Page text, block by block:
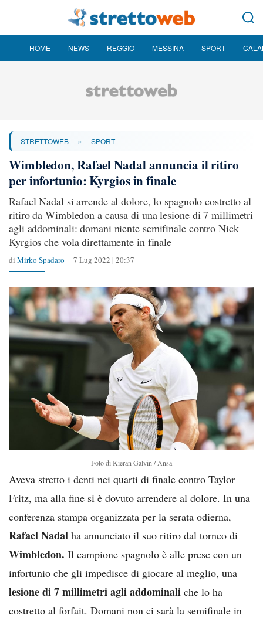
HOME NEWS REGGIO MESSINA SPORT
STRETTOWEB » SPORT
Wimbledon, Rafael Nadal annuncia il ritiro
per infortunio: Kyrgios in finale
Rafael Nadal si arrende al dolore, lo spagnolo costretto al
ritiro da Wimbledon a causa di una lesione di 7 millimetri
agli addominali: domani niente semifinale contro Nick
Kyrgios che vola direttamente in finale
di Mirko Spadaro 7 Lug 2022 | 20:37
Foto di Kieran Galvin / Ansa
Aveva stretto i denti nei quarti di finale contro Taylor
Fritz, ma alla fine si è dovuto arrendere al dolore. In una
conferenza stampa organizzata per la serata odierna,
Rafael Nadal ha annunciato il suo ritiro dal torneo di
Wimbledon. Il campione spagnolo è alle prese con un
infortunio che gli impedisce di giocare al meglio, una
lesione di 7 millimetri agli addominali che lo ha
costretto al forfait. Domani non ci sarà la semifinale in